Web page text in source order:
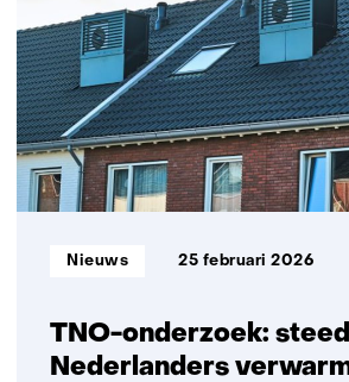
en
warmtepompen
versnelt
verduurzaming
corporatiewoningen
TNO-onderzoek:
Nederlanders
Informatietype:
Nieuws 25 februari 2026